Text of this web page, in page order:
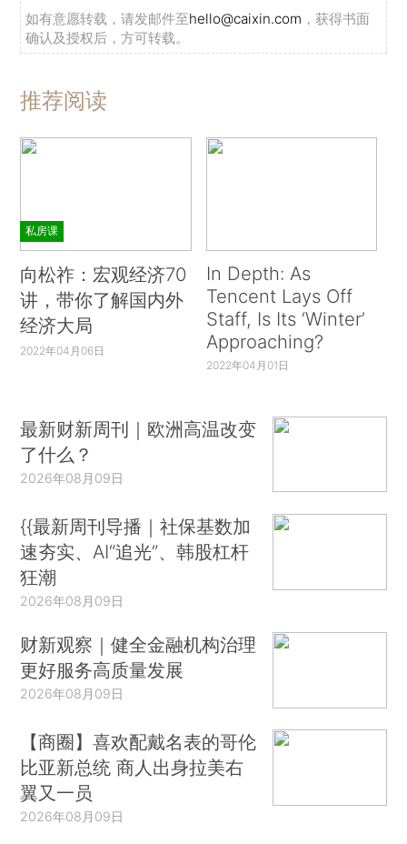
如有意愿转载，请发邮件至hello@caixin.com ，获得书面
确认及授权后，方可转载。
推荐阅读
私房课
向松祚：宏观经济70
讲，带你了解国内外
经济大局
2022年04月06日
In Depth: As
Tencent Lays Off
Staff, Is Its ‘Winter’
Approaching?
2022年04月01日
最新财新周刊｜欧洲高温改变
了什么？
2026年08月09日
{{最新周刊导播｜社保基数加
速夯实、AI“追光”、韩股杠杆
狂潮
2026年08月09日
财新观察｜健全金融机构治理
更好服务高质量发展
2026年08月09日
【商圈】喜欢配戴名表的哥伦
比亚新总统 商人出身拉美右
翼又一员
2026年08月09日